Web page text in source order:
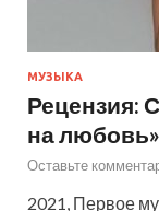
МУЗЫКА
Рецензия:
на любовь»
Оставьте
2021, Первое